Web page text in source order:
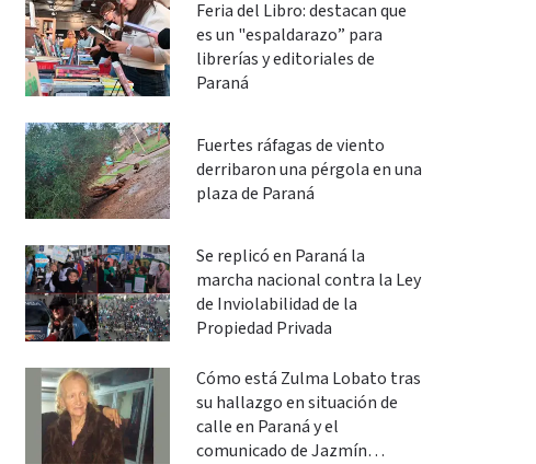
Feria del Libro: destacan que
es un "espaldarazo” para
librerías y editoriales de
Paraná
Fuertes ráfagas de viento
derribaron una pérgola en una
plaza de Paraná
Se replicó en Paraná la
marcha nacional contra la Ley
de Inviolabilidad de la
Propiedad Privada
Cómo está Zulma Lobato tras
su hallazgo en situación de
calle en Paraná y el
comunicado de Jazmín